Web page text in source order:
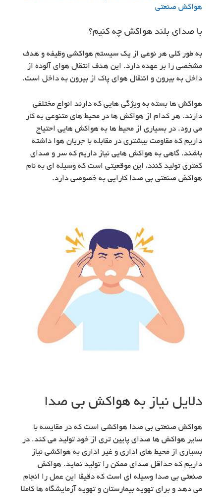
هواکش صنعتی
با صدای بلند هواکش چه کنیم؟
به طور کلی هر نوعی از یک سیستم هواکشی وظیفه و هدف
مشخصی را بر عهده دارد. این هدف انتقال هوای آلوده از
داخل به بیرون و انتقال هوای پاک از بیرون به داخل است.
هواکش ها بسته به ویژگی هایی که دارند انواع مختلفی
دارند. هر کدام از هواکش ها در محیط های متنوعی به کار
می رود. در بسیاری از محیط ها به هواکش هایی احتیاج
داریم که مقاومت بیشتری در مقابله با جریان هوا داشته
باشند. گاهی به هواکش هایی نیاز داریم که سر و صدای
کمتری تولید کنند، این موقعیتی است که وسیله ای به نام
هواکش صنعتی بی صدا کارایی به خصوصی دارد.
دلایل نیاز به هواکش بی صدا
هواکش صنعتی بی صدا هواکشی است که در مقایسه با
سایر هواکش ها صدای پایین تری از خود تولید می کند. در
بسیاری از محیط های اداری و غیر اداری به هواکشی نیاز
داریم که حداقل صدای ممکن را تولید نماید. هواکش
صنعتی بی صدا وسیله ای است که دقیقا این عمل را انجام
می دهد و برای تهویه بیمارستان و تهویه آزمایشگاه ها کاملا